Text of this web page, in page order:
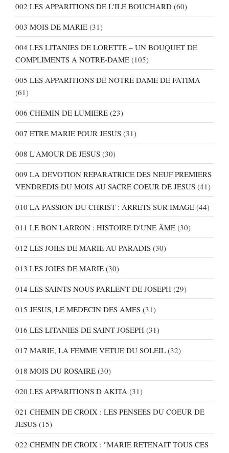
002 LES APPARITIONS DE L'ILE BOUCHARD (60)
003 MOIS DE MARIE (31)
004 LES LITANIES DE LORETTE – UN BOUQUET DE
COMPLIMENTS A NOTRE-DAME (105)
005 LES APPARITIONS DE NOTRE DAME DE FATIMA
(61)
006 CHEMIN DE LUMIERE (23)
007 ETRE MARIE POUR JESUS (31)
008 L'AMOUR DE JESUS (30)
009 LA DEVOTION REPARATRICE DES NEUF PREMIERS
VENDREDIS DU MOIS AU SACRE COEUR DE JESUS (41)
010 LA PASSION DU CHRIST : ARRETS SUR IMAGE (44)
011 LE BON LARRON : HISTOIRE D'UNE ÂME (30)
012 LES JOIES DE MARIE AU PARADIS (30)
013 LES JOIES DE MARIE (30)
014 LES SAINTS NOUS PARLENT DE JOSEPH (29)
015 JESUS, LE MEDECIN DES AMES (31)
016 LES LITANIES DE SAINT JOSEPH (31)
017 MARIE, LA FEMME VETUE DU SOLEIL (32)
018 MOIS DU ROSAIRE (30)
020 LES APPARITIONS D AKITA (31)
021 CHEMIN DE CROIX : LES PENSEES DU COEUR DE
JESUS (15)
022 CHEMIN DE CROIX : "MARIE RETENAIT TOUS CES